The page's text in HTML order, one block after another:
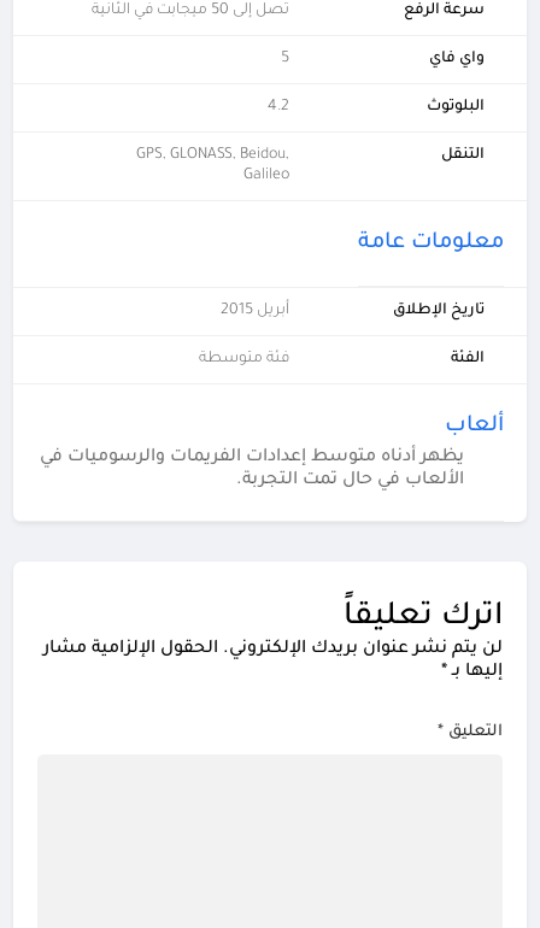
سرعة الرفع تصل إلى 50 ميجابت في الثانية
واي فاي 5
البلوتوث 4.2
التنقل
GPS, GLONASS, Beidou,
Galileo
معلومات عامة
تاريخ الإطلاق أبريل 2015
الفئة فئة متوسطة
ألعاب
يظهر أدناه متوسط إعدادات الفريمات والرسوميات في
الألعاب في حال تمت التجربة.
اترك تعليقاً
لن يتم نشر عنوان بريدك الإلكتروني. الحقول الإلزامية مشار
إليها بـ*
التعليق *